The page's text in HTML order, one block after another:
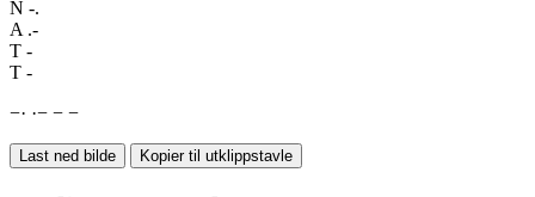
N -.
A .-
T -
T -
−· ·− − −
Last ned bilde Kopier til utklippstavle